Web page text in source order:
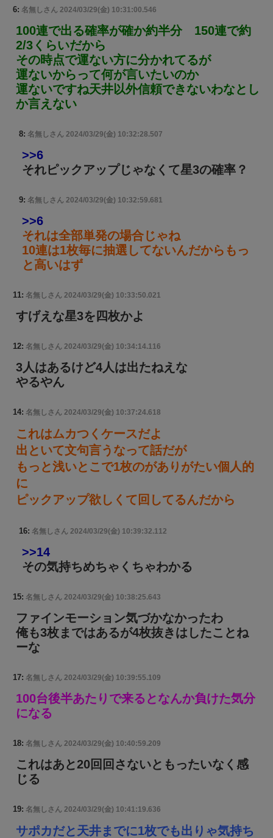
6: 名無しさん 2024/03/29(金) 10:31:00.546
100連で出る確率が確か約半分 150連で約
2/3くらいだから
その時点で運ない方に分かれてるが
運ないからって何が言いたいのか
運ないですね天井以外信頼できないわなとし
か言えない
8: 名無しさん 2024/03/29(金) 10:32:28.507
>>6
それピックアップじゃなくて星3の確率？
9: 名無しさん 2024/03/29(金) 10:32:59.681
>>6
それは全部単発の場合じゃね
10連は1枚毎に抽選してないんだからもっ
と高いはず
11: 名無しさん 2024/03/29(金) 10:33:50.021
すげえな星3を四枚かよ
12: 名無しさん 2024/03/29(金) 10:34:14.116
3人はあるけど4人は出たねえな
やるやん
14: 名無しさん 2024/03/29(金) 10:37:24.618
これはムカつくケースだよ
出といて文句言うなって話だが
もっと浅いとこで1枚のがありがたい個人的
に
ピックアップ欲しくて回してるんだから
16: 名無しさん 2024/03/29(金) 10:39:32.112
>>14
その気持ちめちゃくちゃわかる
15: 名無しさん 2024/03/29(金) 10:38:25.643
ファインモーション気づかなかったわ
俺も3枚まではあるが4枚抜きはしたことね
ーな
17: 名無しさん 2024/03/29(金) 10:39:55.109
100台後半あたりで来るとなんか負けた気分
になる
18: 名無しさん 2024/03/29(金) 10:40:59.209
これはあと20回回さないともったいなく感
じる
19: 名無しさん 2024/03/29(金) 10:41:19.636
サポカだと天井までに1枚でも出りゃ気持ち